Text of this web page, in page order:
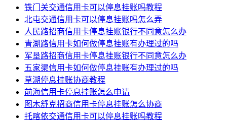
铁门关交通信用卡可以停息挂账吗教程
北屯交通信用卡可以停息挂账吗怎么弄
人民路招商信用卡停息挂账银行不同意怎么办
青湖路信用卡如何做停息挂账有办理过的吗
军垦路招商信用卡停息挂账银行不同意怎么办
五家渠信用卡如何做停息挂账有办理过的吗
草湖停息挂账协商教程
前海信用卡停息挂账怎么申请
图木舒克招商信用卡停息挂账怎么协商
托喀依交通信用卡可以停息挂账吗教程